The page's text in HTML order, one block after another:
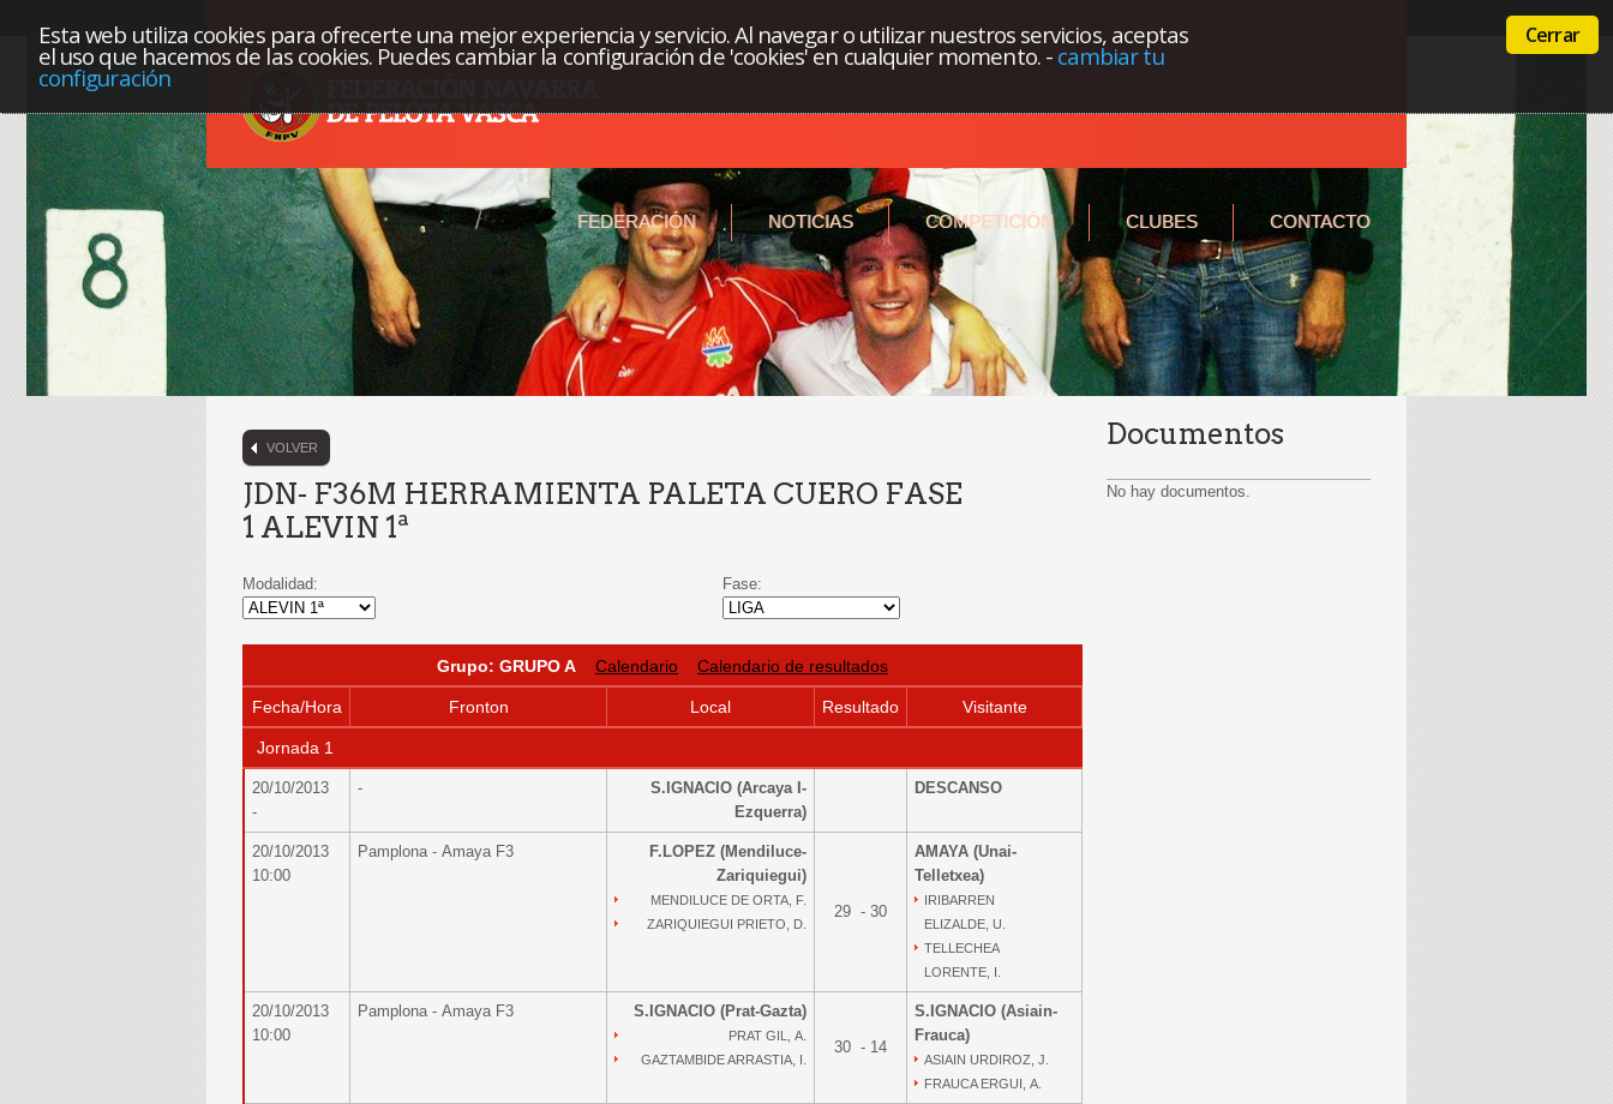
Esta web utiliza cookies para ofrecerte una mejor experiencia y servicio. Al navegar o utilizar nuestros servicios, aceptas
el uso que hacemos de las cookies. Puedes cambiar la configuración de 'cookies' en cualquier momento.- cambiar tu
configuración
Cerrar
FEDERACIÓN NOTICIAS COMPETICIÓN CLUBES CONTACTO
VOLVER
JDN- F36M HERRAMIENTA PALETA CUERO FASE
1 ALEVIN 1ª
Modalidad: Fase:
Grupo: GRUPO A Calendario Calendario de resultados
Fecha/Hora Fronton Local Resultado Visitante
Jornada 1
20/10/2013
-
-
S.IGNACIO (Arcaya I-
Ezquerra)
DESCANSO
20/10/2013
10:00
Pamplona - Amaya F3
F.LOPEZ (Mendiluce-
Zariquiegui)
MENDILUCE DE ORTA, F.
ZARIQUIEGUI PRIETO, D.
29 - 30
AMAYA (Unai-
Telletxea)
IRIBARREN
ELIZALDE, U.
TELLECHEA
LORENTE, I.
20/10/2013
10:00
Pamplona - Amaya F3 S.IGNACIO (Prat-Gazta)
PRAT GIL, A.
GAZTAMBIDE ARRASTIA, I.
30 - 14
S.IGNACIO (Asiain-
Frauca)
ASIAIN URDIROZ, J.
FRAUCA ERGUI, A.
Documentos
No hay documentos.